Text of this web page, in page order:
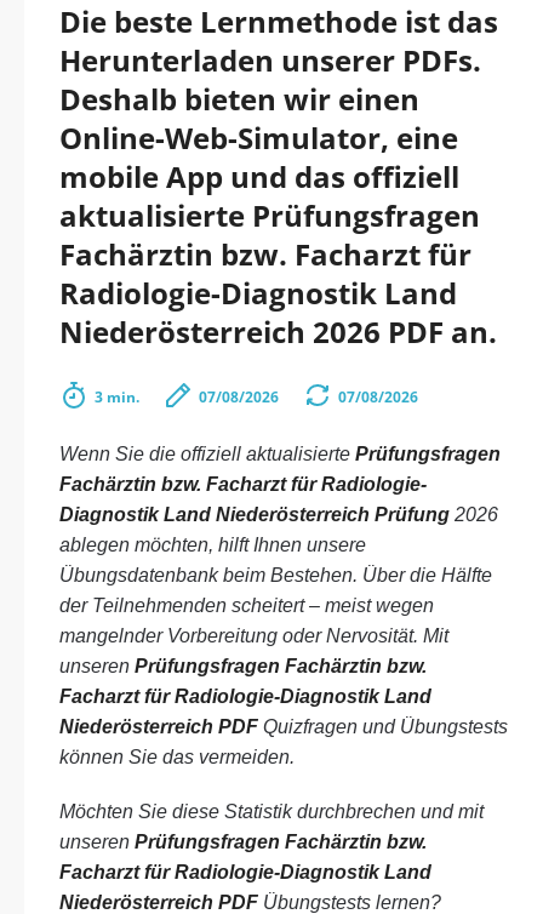
Die beste Lernmethode ist das
Herunterladen unserer PDFs.
Deshalb bieten wir einen
Online-Web-Simulator, eine
mobile App und das offiziell
aktualisierte Prüfungsfragen
Fachärztin bzw. Facharzt für
Radiologie-Diagnostik Land
Niederösterreich 2026 PDF an.
3 min. 07/08/2026 07/08/2026
Wenn Sie die offiziell aktualisierte Prüfungsfragen
Fachärztin bzw. Facharzt für Radiologie-
Diagnostik Land Niederösterreich Prüfung 2026
ablegen möchten, hilft Ihnen unsere
Übungsdatenbank beim Bestehen. Über die Hälfte
der Teilnehmenden scheitert – meist wegen
mangelnder Vorbereitung oder Nervosität. Mit
unseren Prüfungsfragen Fachärztin bzw.
Facharzt für Radiologie-Diagnostik Land
Niederösterreich PDF Quizfragen und Übungstests
können Sie das vermeiden.
Möchten Sie diese Statistik durchbrechen und mit
unseren Prüfungsfragen Fachärztin bzw.
Facharzt für Radiologie-Diagnostik Land
Niederösterreich PDF Übungstests lernen?